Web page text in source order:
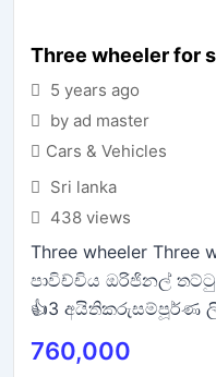
Three wheeler for
5 years ago
by ad master
Cars & Vehicles
Sri lanka
438 views
Three wheeler Three
පාවිච්චිය ඔරිජිනල්
👍3 අයිතිකරුසම්පූර්ණ
760,000